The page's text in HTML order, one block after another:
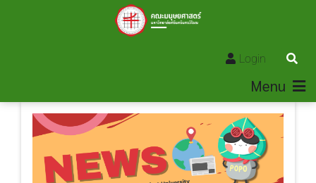
Login
Menu